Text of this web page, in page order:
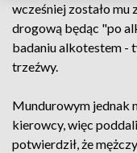
wcześniej zostało mu
drogową będąc "po
badaniu alkotestem -
trzeźwy.
Mundurowym jednak
kierowcy, więc
potwierdził, że